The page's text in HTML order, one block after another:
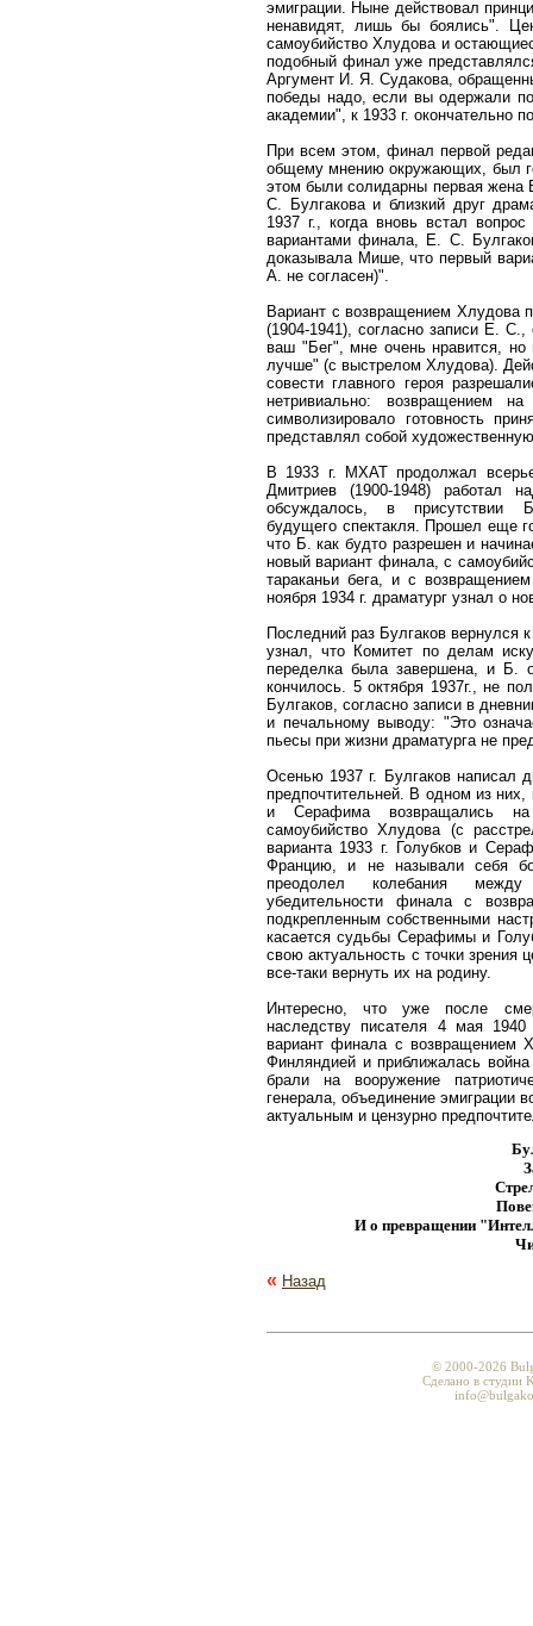
эмиграции. Ныне действовал
ненавидят, лишь бы боялись".
самоубийство Хлудова и
подобный финал уже
Аргумент И. Я. Судакова,
победы надо, если вы одержали
академии", к 1933 г. окончательно
При всем этом, финал первой
общему мнению окружающих, был
этом были солидарны первая жена
С. Булгакова и близкий друг
1937 г., когда вновь встал
вариантами финала, Е. С.
доказывала Мише, что первый
А. не согласен)".
Вариант с возвращением Хлудова
(1904-1941), согласно записи Е.
ваш "Бег", мне очень нравится,
лучше" (с выстрелом Хлудова).
совести главного героя
нетривиально: возвращением
символизировало готовность
представлял собой
В 1933 г. МХАТ продолжал
Дмитриев (1900-1948) работал
обсуждалось, в присутствии
будущего спектакля. Прошел еще
что Б. как будто разрешен и
новый вариант финала, с
тараканьи бега, и с
ноября 1934 г. драматург узнал о
Последний раз Булгаков вернулся
узнал, что Комитет по делам
переделка была завершена, и Б.
кончилось. 5 октября 1937г., не
Булгаков, согласно записи в
и печальному выводу: "Это
пьесы при жизни драматурга не
Осенью 1937 г. Булгаков написал
предпочтительней. В одном из них,
и Серафима возвращались на
самоубийство Хлудова (с
варианта 1933 г. Голубков и
Францию, и не называли себя
преодолел колебания между
убедительности финала с
подкрепленным собственными
касается судьбы Серафимы и
свою актуальность с точки зрения
все-таки вернуть их на родину.
Интересно, что уже после
наследству писателя 4 мая
вариант финала с возвращением
Финляндией и приближалась
брали на вооружение
генерала, объединение эмиграции
актуальным и цензурно
И о превращении
« Назад
© 2000-2026
Сделано в студии